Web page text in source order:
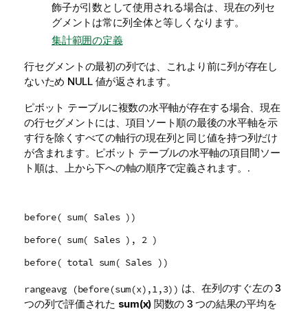
飾子が引数として使用される場合は、現在の列セ
グメントは常に列全体と等しくなります。
集計範囲の定義
行セグメントの最初の列では、これより前に列が存在し
ないため NULL値が返されます。
ピボット テーブルに複数の水平軸が存在する場合、現在
の行セグメントには、項目ソート順の最後の水平軸を示
す行を除くすべての軸行の現在列と同じ値を持つ列だけ
が含まれます。ピボット テーブルの水平軸の項目間ソー
ト順は、上から下への軸の順序で定義されます。.
before( sum( Sales ))
before( sum( Sales ), 2 )
before( total sum( Sales ))
rangeavg (before(sum(x),1,3)) は、在列のすぐ左の 3
つの列で評価された sum(x) 関数の 3 つの結果の平均を